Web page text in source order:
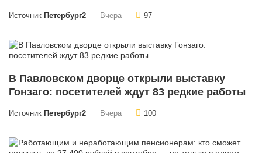
Источник Петербург2 Вчера 97
В Павловском дворце открыли выставку
Гонзаго: посетителей ждут 83 редкие работы
Источник Петербург2 Вчера 100